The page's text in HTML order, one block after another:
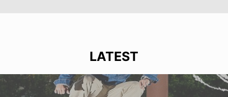
LATEST